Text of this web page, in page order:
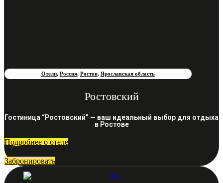
Отели, Россия, Ростов, Ярославская область
Ростовский
Гостиница “Ростовский” — ваш идеальный выбор для отдыха
в Ростове
Подробнее о отеле
Забронировать